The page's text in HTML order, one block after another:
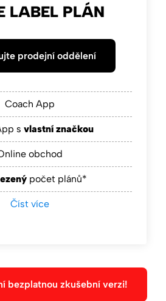
LABEL PLÁN
prodejní oddělení
Coach App
s vlastní značkou
obchod
počet plánů*
Číst více
bezplatnou zkušební verzi!